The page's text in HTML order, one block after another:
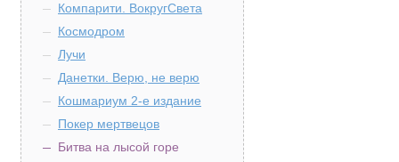
Компарити. ВокругСвета
Космодром
Лучи
Данетки. Верю, не верю
Кошмариум 2-е издание
Покер мертвецов
Битва на лысой горе